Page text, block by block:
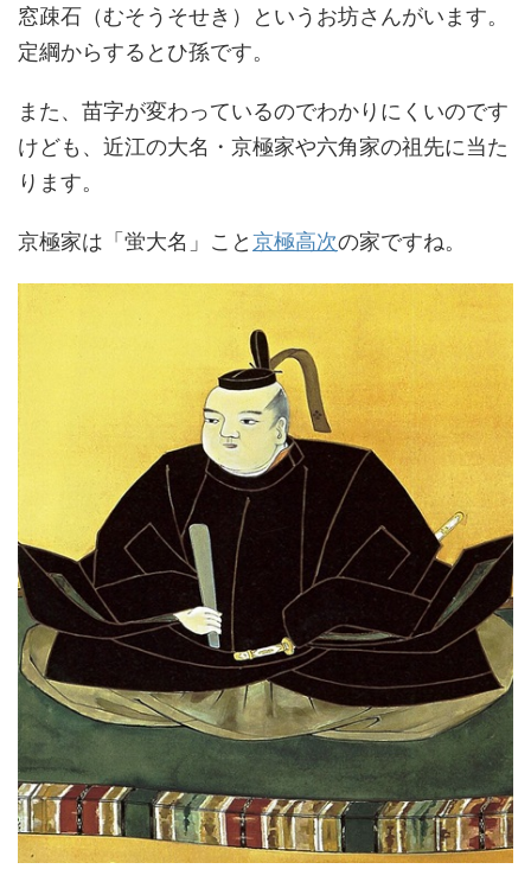
窓疎石（むそうそせき）というお坊さんがいます。
定綱からするとひ孫です。
また、苗字が変わっているのでわかりにくいのです
けども、近江の大名・京極家や六角家の祖先に当た
ります。
京極家は「蛍大名」こと京極高次の家ですね。